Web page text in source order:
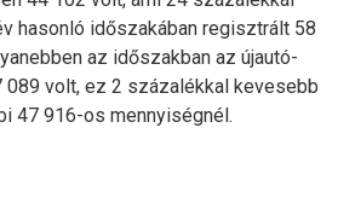
hasonló időszakában regisztrált 58
az időszakban az újautó-
089 volt, ez 2 százalékkal kevesebb
47 916-os mennyiségnél.